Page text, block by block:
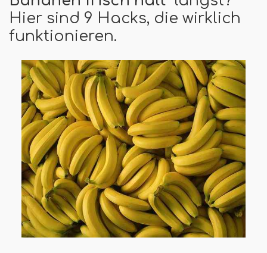
Hier sind 9 Hacks, die wirklich
funktionieren.